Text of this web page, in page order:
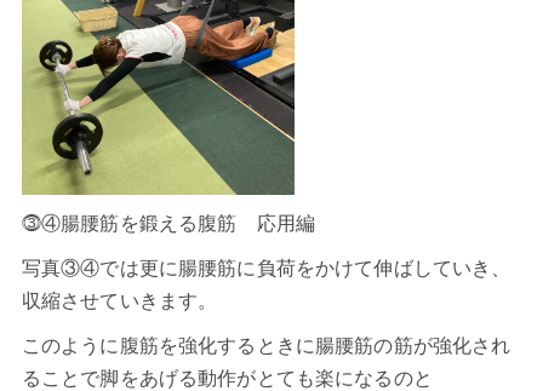
⓷④腸腰筋を鍛える腹筋 応用編
写真③④では更に腸腰筋に負荷をかけて伸ばしていき、
収縮させていきます。
このように腹筋を強化するときに腸腰筋の筋が強化され
ることで脚をあげる動作がとても楽になるのと